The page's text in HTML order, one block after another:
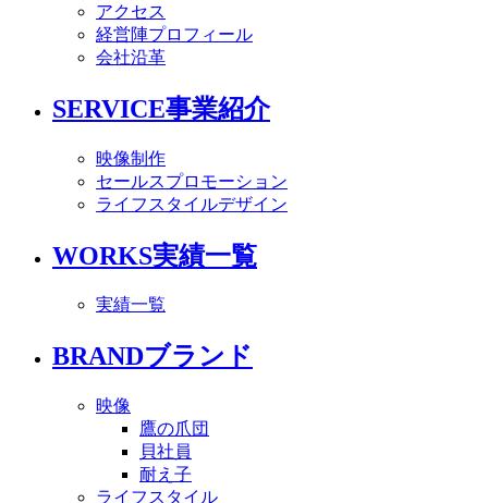
アクセス
経営陣プロフィール
会社沿革
SERVICE事業紹介
映像制作
セールスプロモーション
ライフスタイルデザイン
WORKS実績一覧
実績一覧
BRANDブランド
映像
鷹の爪団
貝社員
耐え子
ライフスタイル